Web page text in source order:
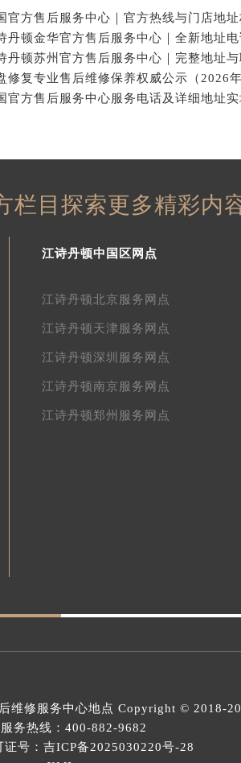
栏目探索更多精彩内
江诗丹顿中国区网点
江诗丹顿北京服务网点
江诗丹顿天津服务网点
江诗丹顿深圳服务网点
江诗丹顿南京服务网点
江诗丹顿郑州服务网点
维修服务中心地点 Copyright © 2018-
务热线： 400-882-9682
证号：吉ICP备2025030220号-28